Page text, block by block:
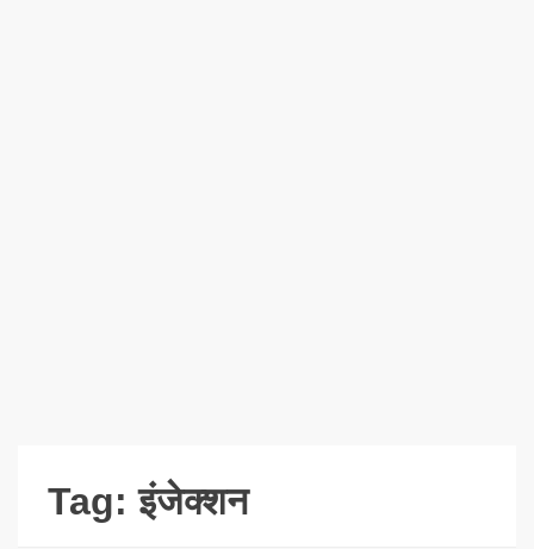
Tag:इंजेक्शन